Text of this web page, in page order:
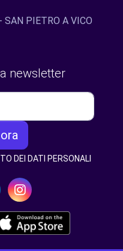
SAN PIETRO A VICO
newsletter
DEI DATI PERSONALI